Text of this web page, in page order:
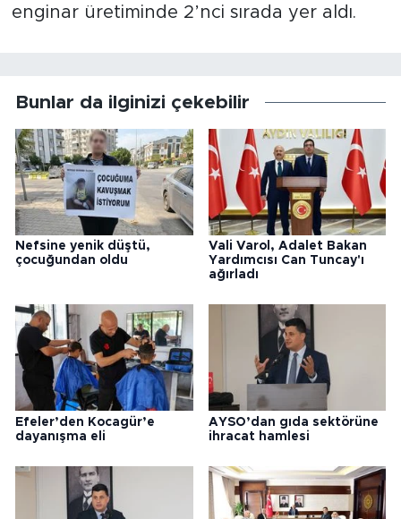
enginar üretiminde 2’nci sırada yer aldı.
Bunlar da ilginizi çekebilir
Nefsine yenik düştü,
çocuğundan oldu
Vali Varol, Adalet Bakan
Yardımcısı Can Tuncay'ı
ağırladı
Efeler’den Kocagür’e
dayanışma eli
AYSO’dan gıda sektörüne
ihracat hamlesi